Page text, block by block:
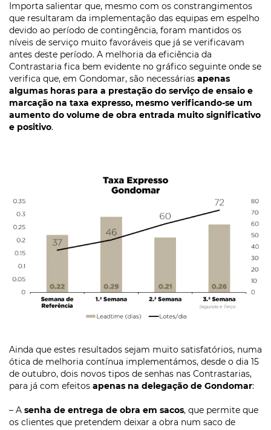
Importa salientar que, mesmo com os constrangimentos
que resultaram da implementação das equipas em espelho
devido ao período de contingência, foram mantidos os
níveis de serviço muito favoráveis que já se verificavam
antes deste período. A melhoria da eficiência da
Contrastaria fica bem evidente no gráfico seguinte onde se
verifica que, em Gondomar, são necessárias apenas
algumas horas para a prestação do serviço de ensaio e
marcação na taxa expresso, mesmo verificando-se um
aumento do volume de obra entrada muito significativo
e positivo.
Ainda que estes resultados sejam muito satisfatórios, numa
ótica de melhoria contínua implementámos, desde o dia 15
de outubro, dois novos tipos de senhas nas Contrastarias,
para já com efeitos apenas na delegação de Gondomar:
– A senha de entrega de obra em sacos, que permite que
os clientes que pretendem deixar a obra num saco de